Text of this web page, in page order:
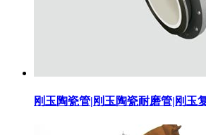
刚玉陶瓷管|刚玉陶瓷耐磨管|刚玉